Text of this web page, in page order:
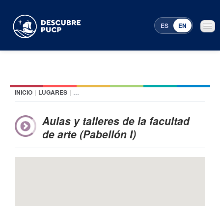
ES EN
Places
Featured events
Menu Programming
INICIO | LUGARES | AULAS Y TALLERES DE LA FACULTAD DE ARTE
Aulas y talleres de la facultad
de arte (Pabellón I)